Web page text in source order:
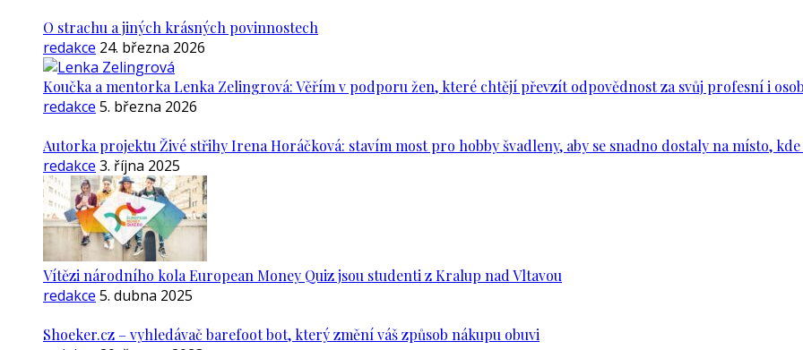
O strachu a jiných krásných povinnostech
redakce 24. března 2026
Koučka a mentorka Lenka Zelingrová: Věřím v podporu žen, které chtějí převzít odpovědnost za svůj profesní i
redakce 5. března 2026
Autorka projektu Živé střihy Irena Horáčková: stavím most pro hobby švadleny, aby se snadno dostaly na místo,
redakce 3. října 2025
Vítězi národního kola European Money Quiz jsou studenti z Kralup nad Vltavou
redakce 5. dubna 2025
Shoeker.cz – vyhledávač barefoot bot, který změní váš způsob nákupu obuvi